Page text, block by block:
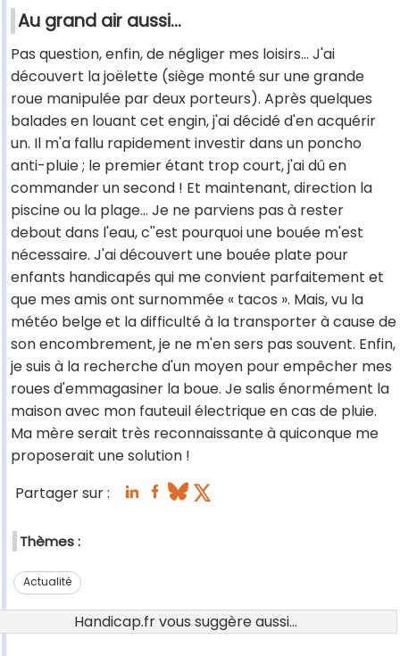
Au grand air aussi…
Pas question, enfin, de négliger mes loisirs… J'ai
découvert la joëlette (siège monté sur une grande
roue manipulée par deux porteurs). Après quelques
balades en louant cet engin, j'ai décidé d'en acquérir
un. Il m'a fallu rapidement investir dans un poncho
anti-pluie ; le premier étant trop court, j'ai dû en
commander un second ! Et maintenant, direction la
piscine ou la plage… Je ne parviens pas à rester
debout dans l'eau, c''est pourquoi une bouée m'est
nécessaire. J'ai découvert une bouée plate pour
enfants handicapés qui me convient parfaitement et
que mes amis ont surnommée « tacos ». Mais, vu la
météo belge et la difficulté à la transporter à cause de
son encombrement, je ne m'en sers pas souvent. Enfin,
je suis à la recherche d'un moyen pour empêcher mes
roues d'emmagasiner la boue. Je salis énormément la
maison avec mon fauteuil électrique en cas de pluie.
Ma mère serait très reconnaissante à quiconque me
proposerait une solution !
Partager sur :
Thèmes :
Actualité
Handicap.fr vous suggère aussi...